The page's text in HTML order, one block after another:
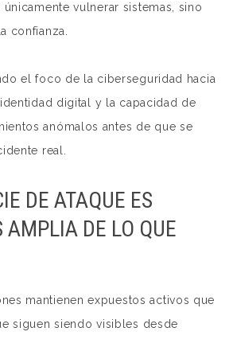
vulnerar sistemas, sino
confianza.
el foco de la ciberseguridad hacia
digital y la capacidad de
anómalos antes de que se
real.
DE ATAQUE ES
DE LO QUE
mantienen expuestos activos que
siguen siendo visibles desde